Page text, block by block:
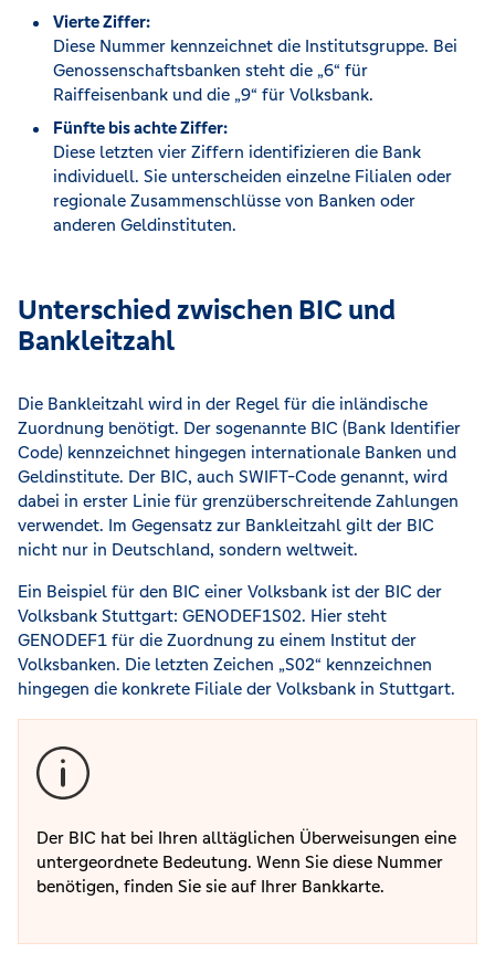
Vierte Ziffer:
Diese Nummer kennzeichnet die Institutsgruppe. Bei
Genossenschaftsbanken steht die „6“ für
Raiffeisenbank und die „9“ für Volksbank.
Fünfte bis achte Ziffer:
Diese letzten vier Ziffern identifizieren die Bank
individuell. Sie unterscheiden einzelne Filialen oder
regionale Zusammenschlüsse von Banken oder
anderen Geldinstituten.
Unterschied zwischen BIC und
Bankleitzahl
Die Bankleitzahl wird in der Regel für die inländische
Zuordnung benötigt. Der sogenannte BIC (Bank Identifier
Code) kennzeichnet hingegen internationale Banken und
Geldinstitute. Der BIC, auch SWIFT-Code genannt, wird
dabei in erster Linie für grenzüberschreitende Zahlungen
verwendet. Im Gegensatz zur Bankleitzahl gilt der BIC
nicht nur in Deutschland, sondern weltweit.
Ein Beispiel für den BIC einer Volksbank ist der BIC der
Volksbank Stuttgart: GENODEF1S02. Hier steht
GENODEF1 für die Zuordnung zu einem Institut der
Volksbanken. Die letzten Zeichen „S02“ kennzeichnen
hingegen die konkrete Filiale der Volksbank in Stuttgart.
Der BIC hat bei Ihren alltäglichen Überweisungen eine
untergeordnete Bedeutung. Wenn Sie diese Nummer
benötigen, finden Sie sie auf Ihrer Bankkarte.